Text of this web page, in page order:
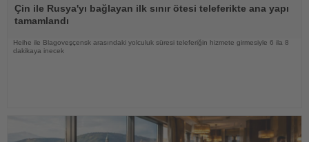
Oku
Çin ile Rusya'yı bağlayan ilk sınır ötesi teleferikte ana yapı
tamamlandı
Heihe ile Blagoveşçensk arasındaki yolculuk süresi teleferiğin hizmete girmesiyle 6 ila 8
dakikaya inecek